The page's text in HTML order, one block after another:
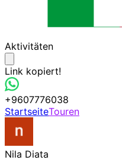
Aktivitäten
Link kopiert!
+9607776038
StartseiteTouren
Nila Diata